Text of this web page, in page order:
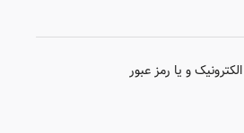
و یا رمز عبور